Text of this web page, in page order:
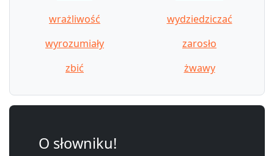
wrażliwość
wydziedziczać
wyrozumiały
zarosło
zbić
żwawy
O słowniku!